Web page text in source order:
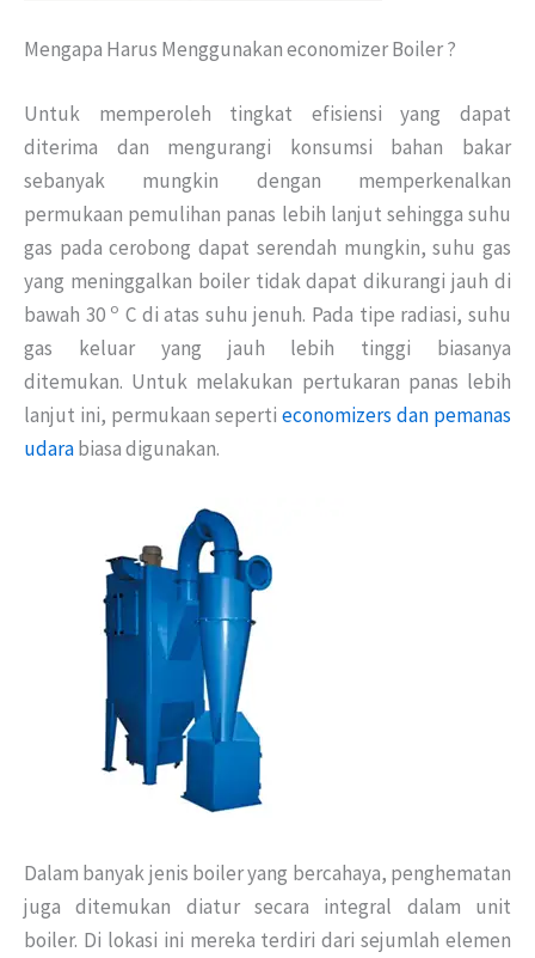
Mengapa Harus Menggunakan economizer Boiler ?
Untuk memperoleh tingkat efisiensi yang dapat
diterima dan mengurangi konsumsi bahan bakar
sebanyak mungkin dengan memperkenalkan
permukaan pemulihan panas lebih lanjut sehingga suhu
gas pada cerobong dapat serendah mungkin, suhu gas
yang meninggalkan boiler tidak dapat dikurangi jauh di
bawah 30 o C di atas suhu jenuh. Pada tipe radiasi, suhu
gas keluar yang jauh lebih tinggi biasanya
ditemukan. Untuk melakukan pertukaran panas lebih
lanjut ini, permukaan seperti economizers dan pemanas
udarabiasa digunakan.
Dalam banyak jenis boiler yang bercahaya, penghematan
juga ditemukan diatur secara integral dalam unit
boiler. Di lokasi ini mereka terdiri dari sejumlah elemen